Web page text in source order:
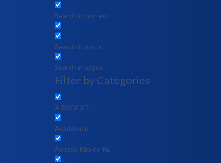
Search in content
Search in posts
Search in pages
Filter by Categories
A PROEXT
Acadêmico
Acesso Rápido RE